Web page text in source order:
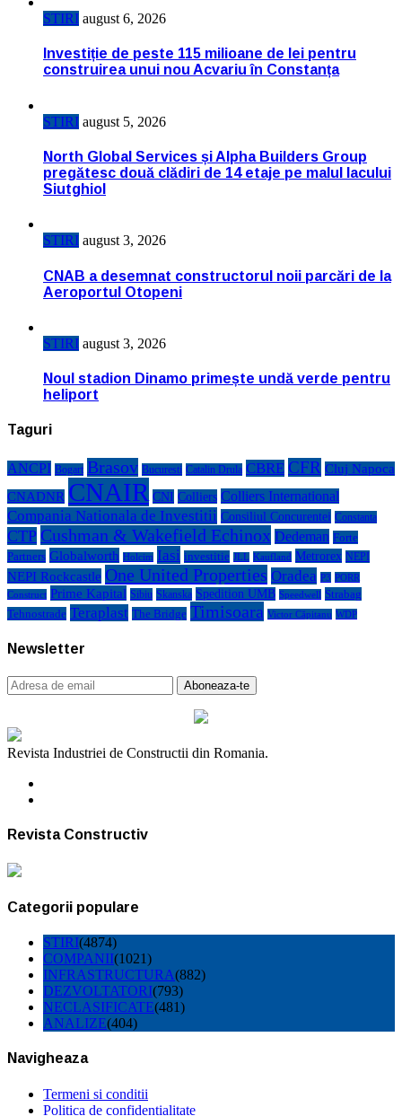
STIRI august 6, 2026
Investiție de peste 115 milioane de lei pentru
construirea unui nou Acvariu în Constanța
STIRI august 5, 2026
North Global Services și Alpha Builders Group
pregătesc două clădiri de 14 etaje pe malul lacului
Siutghiol
STIRI august 3, 2026
CNAB a desemnat constructorul noii parcări de la
Aeroportul Otopeni
STIRI august 3, 2026
Noul stadion Dinamo primește undă verde pentru
heliport
Taguri
ANCPI Bogart Brasov Bucuresti Catalin Drula CBRE CFR Cluj Napoca
CNADNR CNAIR CNI Colliers Colliers International
Compania Nationala de Investitii Consiliul Concurentei Constanta
CTP Cushman & Wakefield Echinox Dedeman Forte
Partners Globalworth Holcim Iasi investitie JLL Kaufland Metrorex NEPI
NEPI Rockcastle One United Properties Oradea P3 PORR
Construct Prime Kapital Sibiu Skanska Spedition UMB Speedwell Strabag
Tehnostrade Teraplast The Bridge Timisoara Victor Căpitanu WDP
Newsletter
Revista Industriei de Constructii din Romania.
Revista Constructiv
Categorii populare
STIRI(4874)
COMPANII(1021)
INFRASTRUCTURA(882)
DEZVOLTATORI(793)
NECLASIFICATE(481)
ANALIZE(404)
Navigheaza
Termeni si conditii
Politica de confidentialitate